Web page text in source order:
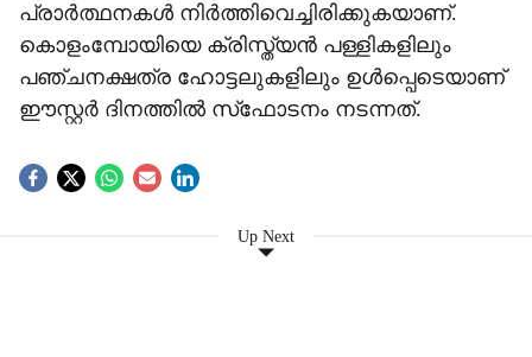
പ്രാര്‍ത്ഥനകള്‍ നിര്‍ത്തിവെച്ചിരിക്കുകയാണ്.
കൊളംമ്പോയിയെ ക്രിസ്ത്യന്‍ പള്ളികളിലും
പഞ്ചനക്ഷത്ര ഹോട്ടലുകളിലും ഉള്‍പ്പെടെയാണ്
ഈസ്റ്റര്‍ ദിനത്തില്‍ സ്‌ഫോടനം നടന്നത്.
Up Next